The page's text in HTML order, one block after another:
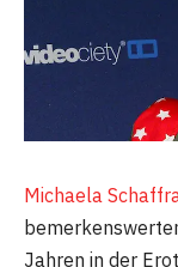
Michaela
Jahren in der